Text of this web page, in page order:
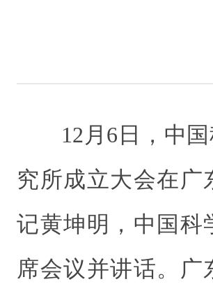
12月6日，中
究所成立大会在广
记黄坤明，中国科
席会议并讲话。